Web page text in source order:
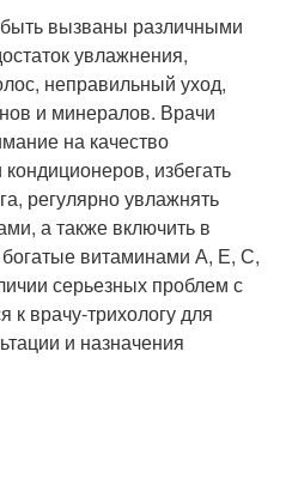
вызваны различными
увлажнения,
неправильный уход,
и минералов. Врачи
на качество
избегать
регулярно увлажнять
а также включить в
витаминами А, Е, С,
серьезных проблем с
к врачу-трихологу для
и назначения